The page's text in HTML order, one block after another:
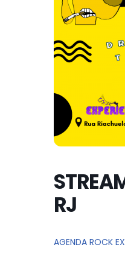
RJ
AGENDA ROCK